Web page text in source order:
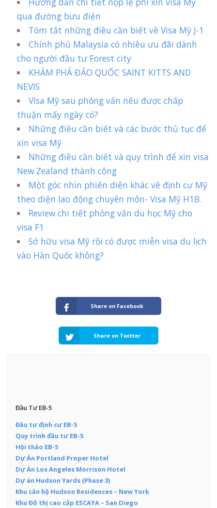
qua đường bưu điện
Tóm tắt những điều cần biết về Visa Mỹ J-1
Chính phủ Malaysia có nhiều ưu đãi dành
cho người đầu tư Forest city
KHÁM PHÁ ĐẢO QUỐC SAINT KITTS AND
NEVIS
Visa Mỹ sau phỏng vấn nếu được chấp
thuận mấy ngày có?
Những điều cần biết và các bước thủ tục để
xin visa Mỹ
Những điều cần biết và quy trình để xin visa
New Zealand thành công
Một góc nhìn phiến diện khác về định cư Mỹ
theo diện lao động chuyên môn- Visa Mỹ H1B.
Review chi tiết phỏng vấn du học Mỹ cho
visa F1
Sở hữu visa Mỹ rồi có được miễn visa du lịch
vào Hàn Quốc không?
Share on Facebook
Share on Twitter
Đầu Tư EB-5
Đầu tư định cư EB-5
Quy trình đầu tư EB-5
Hội thảo EB-5
Dự Án Portland Proper Hotel
Dự Án Los Angeles Morrison Hotel
Dự án Hudson Yards (Phase 3)
Khu căn hộ Hudson Residences – New York
Khu Đô thị cao cấp ESCAYA – San Diego